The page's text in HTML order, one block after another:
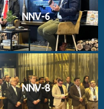
NNV-6
NNV-8